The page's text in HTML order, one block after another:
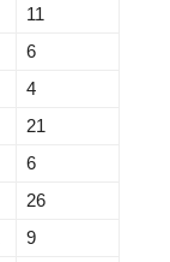
11
6
4
21
6
26
9